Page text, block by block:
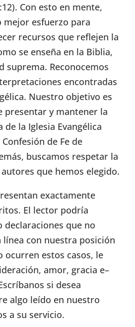
Con esto en mente,
mejor esfuerzo para
recursos que reflejen la
se enseña en la Biblia,
suprema. Reconocemos
encontradas
Nuestro objetivo es
presentar y mantener la
la Iglesia Evangélica
de Fe de
buscamos respetar la
que hemos elegido.
exactamente
El lector podría
declaraciones que no
línea con nuestra posición
ocurren estos casos, le
amor, gracia e–
si desea
algo leído en nuestro
a su servicio.